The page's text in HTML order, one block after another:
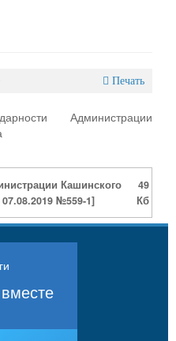
Печать
Администрации
Кашинского
07.08.2019 №559-1]
49
Кб